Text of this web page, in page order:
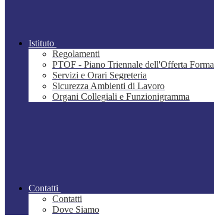
Istituto
Regolamenti
PTOF - Piano Triennale dell'Offerta
Servizi e Orari Segreteria
Sicurezza Ambienti di Lavoro
Organi Collegiali e Funzionigramma
Contatti
Contatti
Dove Siamo